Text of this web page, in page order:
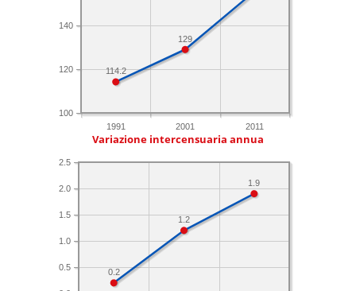
1991 2001 2011
100
120
140
129
114.2
Variazione intercensuaria annua
0.5
1.0
1.5
2.0
2.5
1.9
1.2
0.2